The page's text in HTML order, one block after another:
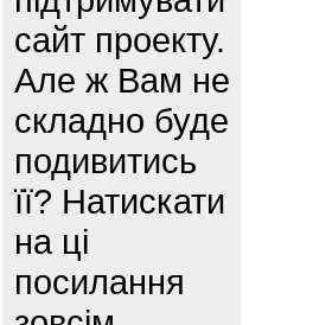
сайт проекту.
Але ж Вам не
складно буде
подивитись
її? Натискати
на ці
посилання